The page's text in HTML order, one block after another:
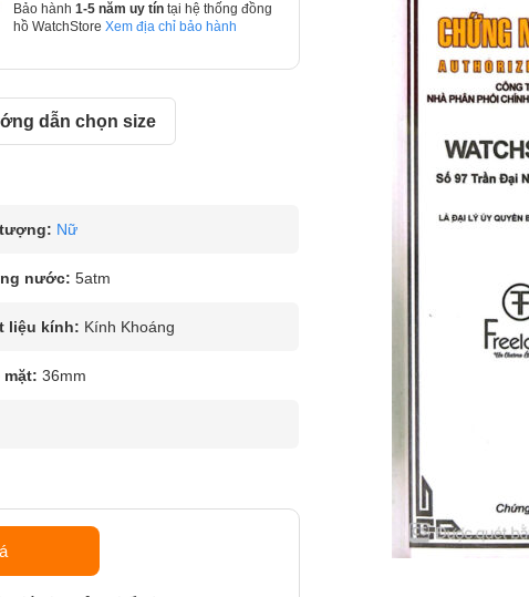
Bảo hành 1-5 năm uy tín tại hệ thống đồng
hồ WatchStore Xem địa chỉ bảo hành
dẫn chọn size
Nữ
nước: 5atm
liệu kính: Kính Khoáng
mặt: 36mm